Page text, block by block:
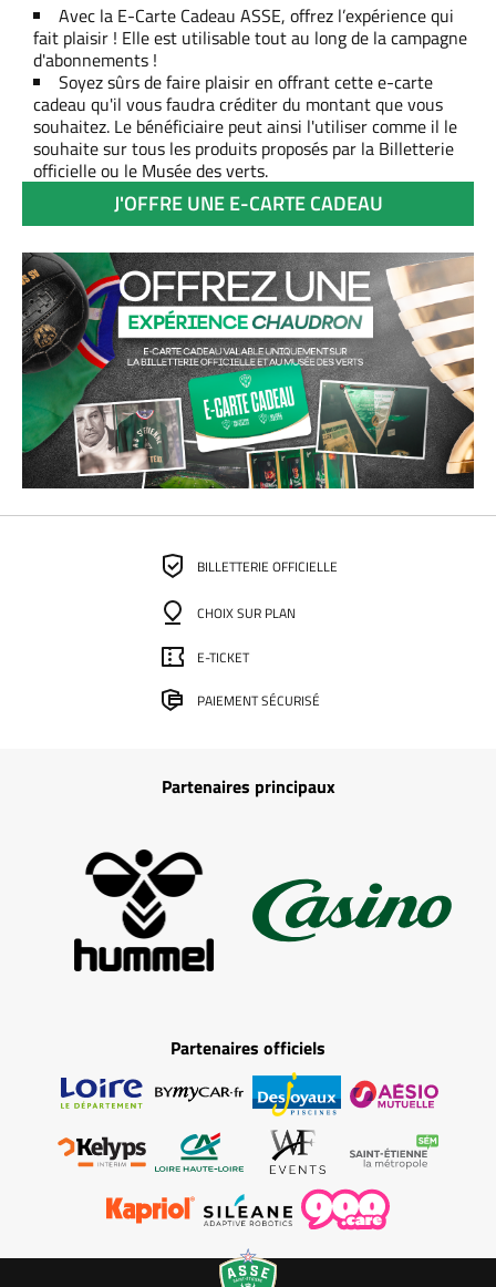
Avec la E-Carte Cadeau ASSE, offrez l’expérience qui
fait plaisir ! Elle est utilisable tout au long de la campagne
d'abonnements !
Soyez sûrs de faire plaisir en offrant cette e-carte
cadeau qu'il vous faudra créditer du montant que vous
souhaitez. Le bénéficiaire peut ainsi l'utiliser comme il le
souhaite sur tous les produits proposés par la Billetterie
officielle ou le Musée des verts.
J'OFFRE UNE E-CARTE CADEAU
BILLETTERIE OFFICIELLE
CHOIX SUR PLAN
E-TICKET
PAIEMENT SÉCURISÉ
Partenaires principaux
Partenaires officiels